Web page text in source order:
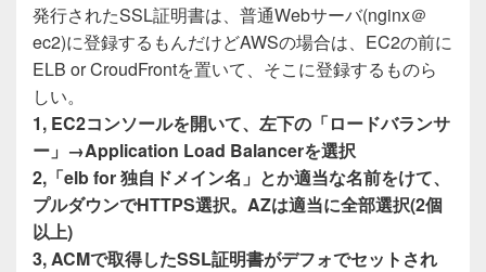
発行されたSSL証明書は、普通Webサーバ(nginx＠
ec2)に登録するもんだけどAWSの場合は、EC2の前に
ELB or CroudFrontを置いて、そこに登録するものら
しい。
1, EC2コンソールを開いて、左下の「ロードバランサ
ー」→Application Load Balancerを選択
2,「elb for 独自ドメイン名」とか適当な名前をけて、
プルダウンでHTTPS選択。AZは適当に全部選択(2個
以上)
3, ACMで取得したSSL証明書がデフォでセットされ